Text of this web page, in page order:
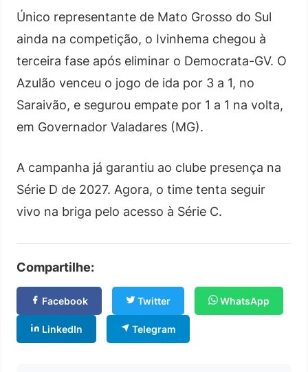
Único representante de Mato Grosso do Sul
ainda na competição, o Ivinhema chegou à
terceira fase após eliminar o Democrata-GV. O
Azulão venceu o jogo de ida por 3 a 1, no
Saraivão, e segurou empate por 1 a 1 na volta,
em Governador Valadares (MG).
A campanha já garantiu ao clube presença na
Série D de 2027. Agora, o time tenta seguir
vivo na briga pelo acesso à Série C.
Compartilhe:
Facebook Twitter WhatsApp
LinkedIn Telegram